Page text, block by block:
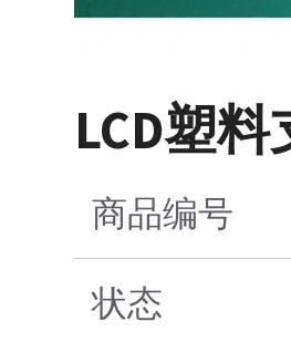
LCD塑
商品编号
状态